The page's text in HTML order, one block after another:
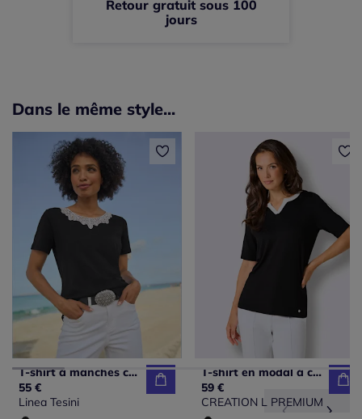
Retour gratuit sous 100
jours
Dans le même style...
T-shirt à manches courtes avec dentelle crochetée au col
55 €
Linea Tesini
T-shirt en modal à col V et manches mi-longues
59 €
CREATION L PREMIUM